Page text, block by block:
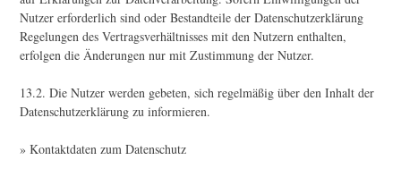
Nutzer erforderlich sind oder Bestandteile der Datenschutzerklärung
Regelungen des Vertragsverhältnisses mit den Nutzern enthalten,
erfolgen die Änderungen nur mit Zustimmung der Nutzer.
13.2. Die Nutzer werden gebeten, sich regelmäßig über den Inhalt der
Datenschutzerklärung zu informieren.
» Kontaktdaten zum Datenschutz